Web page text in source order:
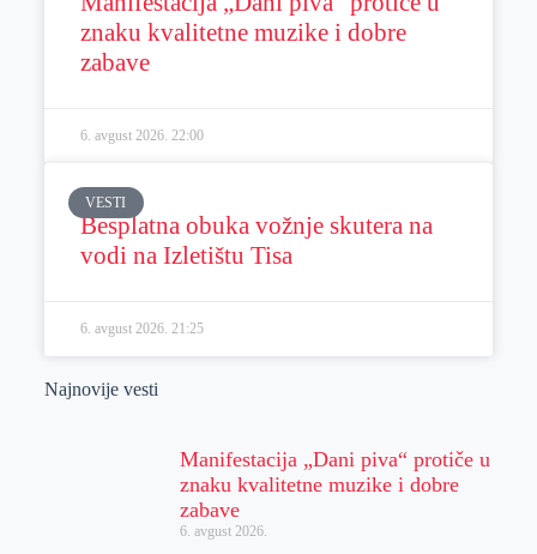
znaku kvalitetne muzike i dobre
zabave
6. avgust 2026. 22:00
VESTI
Besplatna obuka vožnje skutera na
vodi na Izletištu Tisa
6. avgust 2026. 21:25
Najnovije vesti
Manifestacija „Dani piva“ protiče u
znaku kvalitetne muzike i dobre
zabave
6. avgust 2026.